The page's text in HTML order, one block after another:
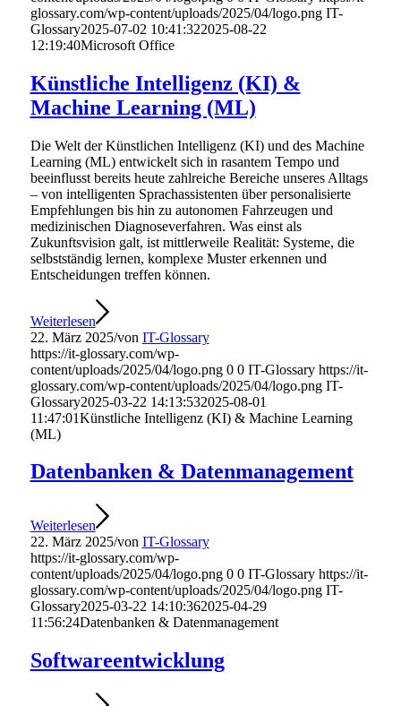
glossary.com/wp-content/uploads/2025/04/logo.png IT-
Glossary2025-07-02 10:41:322025-08-22
12:19:40Microsoft Office
Künstliche Intelligenz (KI) &
Machine Learning (ML)
Die Welt der Künstlichen Intelligenz (KI) und des Machine
Learning (ML) entwickelt sich in rasantem Tempo und
beeinflusst bereits heute zahlreiche Bereiche unseres Alltags
– von intelligenten Sprachassistenten über personalisierte
Empfehlungen bis hin zu autonomen Fahrzeugen und
medizinischen Diagnoseverfahren. Was einst als
Zukunftsvision galt, ist mittlerweile Realität: Systeme, die
selbstständig lernen, komplexe Muster erkennen und
Entscheidungen treffen können.
Weiterlesen
22. März 2025/von IT-Glossary
https://it-glossary.com/wp-
content/uploads/2025/04/logo.png 0 0 IT-Glossary https://it-
glossary.com/wp-content/uploads/2025/04/logo.png IT-
Glossary2025-03-22 14:13:532025-08-01
11:47:01Künstliche Intelligenz (KI) & Machine Learning
(ML)
Datenbanken & Datenmanagement
Weiterlesen
22. März 2025/von IT-Glossary
https://it-glossary.com/wp-
content/uploads/2025/04/logo.png 0 0 IT-Glossary https://it-
glossary.com/wp-content/uploads/2025/04/logo.png IT-
Glossary2025-03-22 14:10:362025-04-29
11:56:24Datenbanken & Datenmanagement
Softwareentwicklung